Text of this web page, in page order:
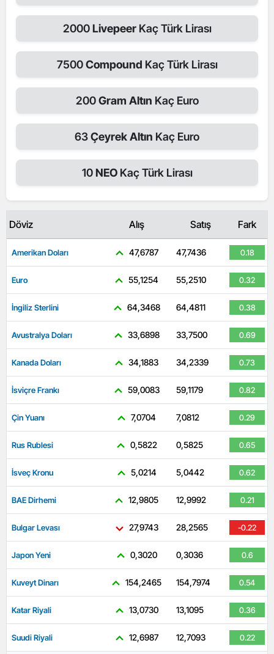
2000Livepeer Kaç Türk Lirası
7500Compound Kaç Türk Lirası
200Gram Altın Kaç Euro
63Çeyrek Altın Kaç Euro
10NEO Kaç Türk Lirası
Döviz Alış Satış Fark
Amerikan Doları 47,6787 47,7436 0.18
Euro 55,1254 55,2510 0.32
İngiliz Sterlini 64,3468 64,4811 0.38
Avustralya Doları 33,6898 33,7500 0.69
Kanada Doları 34,1883 34,2339 0.73
İsviçre Frankı 59,0083 59,1179 0.82
Çin Yuanı 7,0704 7,0812 0.29
Rus Rublesi 0,5822 0,5825 0.65
İsveç Kronu 5,0214 5,0442 0.62
BAE Dirhemi 12,9805 12,9992 0.21
Bulgar Levası 27,9743 28,2565 -0.22
Japon Yeni 0,3020 0,3036 0.6
Kuveyt Dinarı 154,2465 154,7974 0.54
Katar Riyali 13,0730 13,1095 0.36
Suudi Riyali 12,6987 12,7093 0.22